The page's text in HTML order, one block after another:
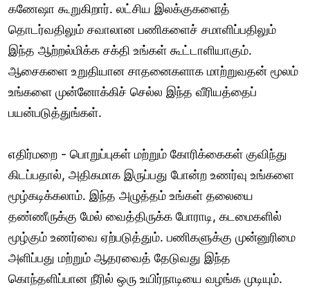
கணேஷா கூறுகிறார். லட்சிய இலக்குகளைத்
தொடர்வதிலும் சவாலான பணிகளைச் சமாளிப்பதிலும்
இந்த ஆற்றல்மிக்க சக்தி உங்கள் கூட்டாளியாகும்.
ஆசைகளை உறுதியான சாதனைகளாக மாற்றுவதன் மூலம்
உங்களை முன்னோக்கிச் செல்ல இந்த வீரியத்தைப்
பயன்படுத்துங்கள்.
எதிர்மறை - பொறுப்புகள் மற்றும் கோரிக்கைகள் குவிந்து
கிடப்பதால், அதிகமாக இருப்பது போன்ற உணர்வு உங்களை
மூழ்கடிக்கலாம். இந்த அழுத்தம் உங்கள் தலையை
தண்ணீருக்கு மேல் வைத்திருக்க போராடி, கடமைகளில்
மூழ்கும் உணர்வை ஏற்படுத்தும். பணிகளுக்கு முன்னுரிமை
அளிப்பது மற்றும் ஆதரவைத் தேடுவது இந்த
கொந்தளிப்பான நீரில் ஒரு உயிர்நாடியை வழங்க முடியும்.